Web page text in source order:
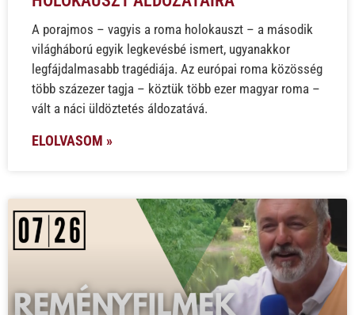
A porajmos – vagyis a roma holokauszt – a második
világháború egyik legkevésbé ismert, ugyanakkor
legfájdalmasabb tragédiája. Az európai roma közösség
több százezer tagja – köztük több ezer magyar roma –
vált a náci üldöztetés áldozatává.
ELOLVASOM »